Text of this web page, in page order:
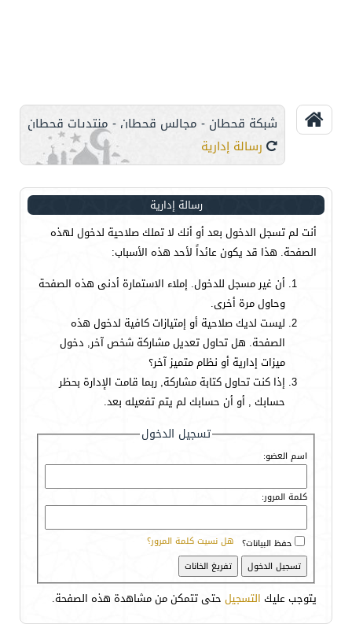
شبكة قحطان - مجالس قحطان - منتديات قحطان
رسالة إدارية
رسالة إدارية
أنت لم تسجل الدخول بعد أو أنك لا تملك صلاحية لدخول لهذه
الصفحة. هذا قد يكون عائداً لأحد هذه الأسباب:
أن غير مسجل للدخول. إملاء الاستمارة أدنى هذه الصفحة
وحاول مرة أخرى.
ليست لديك صلاحية أو إمتيازات كافية لدخول هذه
الصفحة. هل تحاول تعديل مشاركة شخص آخر, دخول
ميزات إدارية أو نظام متميز آخر؟
إذا كنت تحاول كتابة مشاركة, ربما قامت الإدارة بحظر
حسابك , أو أن حسابك لم يتم تفعيله بعد.
تسجيل الدخول
اسم العضو:
كلمة المرور:
هل نسيت كلمة المرور؟ حفظ البيانات؟
يتوجب عليك التسجيل حتى تتمكن من مشاهدة هذه الصفحة.